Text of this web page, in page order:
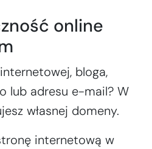
online
bloga,
lub adresu e-mail? W
własnej domeny.
internetową w